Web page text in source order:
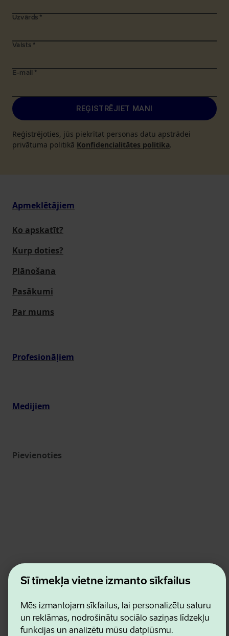
Šī tīmekļa vietne izmanto sīkfailus
Mēs izmantojam sīkfailus, lai personalizētu saturu
un reklāmas, nodrošinātu sociālo saziņas līdzekļu
funkcijas un analizētu mūsu datplūsmu.
Uzvārds *
Valsts *
E-mail *
REĢISTRĒJIET MANI
Reģistrējoties, jūs piekrītat personas datu apstrādei
privātuma politikā Konfidencialitātes politika.
Apmeklētājiem
Ko apskatīt?
Kurp doties?
Plānošana
Pasākumi
Par mums
Profesionāļiem
Medijiem
Pievienoties
Estonian Business and Innovation Agency
Kontakti
Lietošanas noteikumi
Sīkdatņu un konfidencialitātes politika